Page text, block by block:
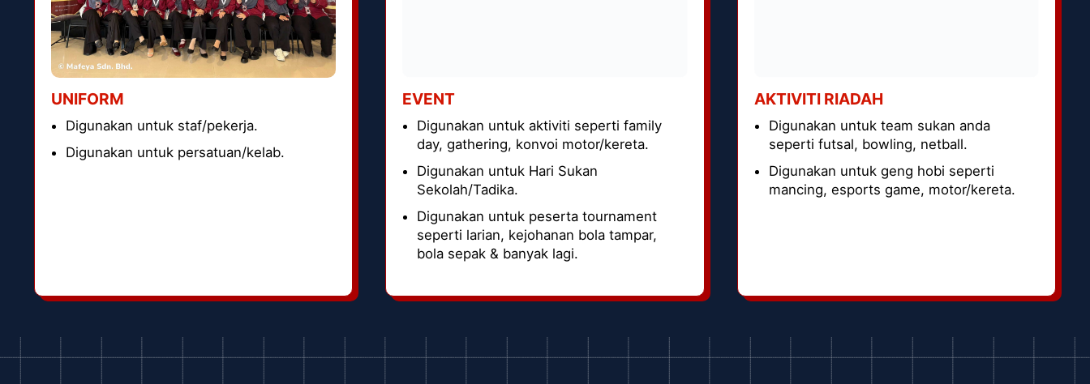
UNIFORM
Digunakan untuk staf/pekerja.
Digunakan untuk persatuan/kelab.
EVENT
Digunakan untuk aktiviti seperti family
day, gathering, konvoi motor/kereta.
Digunakan untuk Hari Sukan
Sekolah/Tadika.
Digunakan untuk peserta tournament
seperti larian, kejohanan bola tampar,
bola sepak & banyak lagi.
AKTIVITI RIADAH
Digunakan untuk team sukan anda
seperti futsal, bowling, netball.
Digunakan untuk geng hobi seperti
mancing, esports game, motor/kereta.